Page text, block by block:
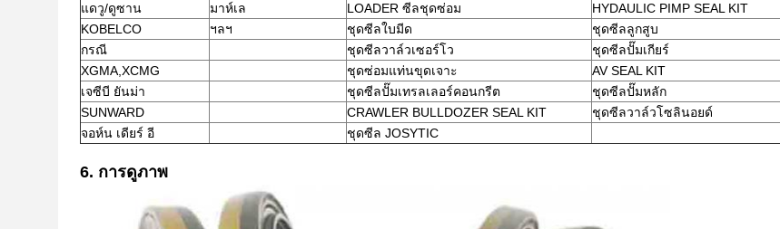
แดวู/ดูซาน
มาห์เล LOADER ซีลชุดซ่อม
HYDAULIC PIMP SEAL KIT
KOBELCO
ฯลฯ ชุดซีลใบมีด
ชุดซีลลูกสูบ
กรณี
ชุดซีลวาล์วเซอร์โว
ชุดซีลปั๊มเกียร์
XGMA,XCMG
ชุดซ่อมแท่นขุดเจาะ
AV SEAL KIT
เจซีบี ยันม่า
ชุดซีลปั๊มเทรลเลอร์คอนกรีต
ชุดซีลปั๊มหลัก
SUNWARD
CRAWLER BULLDOZER SEAL KIT
ชุดซีลวาล์วโซลินอยด์
จอห์น เดียร์ อี
ชุดซีล JOSYTIC
6. การดูภาพ